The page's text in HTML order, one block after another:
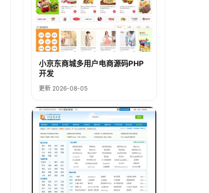
小京东商城多用户电商源码PHP
开发
更新 2026-08-05